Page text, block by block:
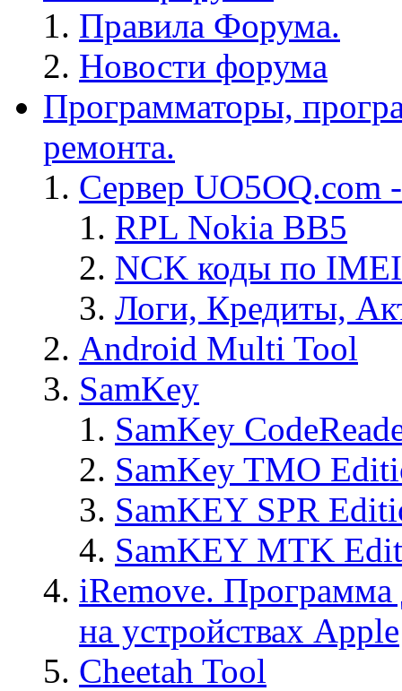
Правила Форума.
Новости форума
Программаторы,
ремонта.
Сервер
RPL Nokia BB5
NCK коды по IMEI
Логи, Кредиты,
Android Multi Tool
SamKey
SamKey
SamKey TMO
SamKEY SPR
SamKEY MTK
iRemove. Программа
на устройствах Apple
Cheetah Tool